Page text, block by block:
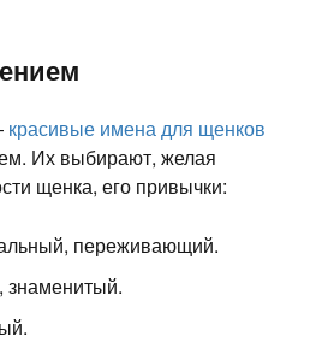
красивые имена для щенков
Их выбирают, желая
щенка, его привычки:
переживающий.
знаменитый.